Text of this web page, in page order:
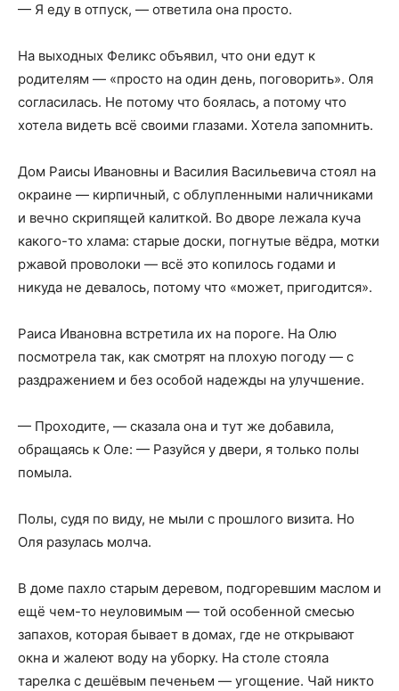
— Я еду в отпуск, — ответила она просто.
На выходных Феликс объявил, что они едут к
родителям — «просто на один день, поговорить». Оля
согласилась. Не потому что боялась, а потому что
хотела видеть всё своими глазами. Хотела запомнить.
Дом Раисы Ивановны и Василия Васильевича стоял на
окраине — кирпичный, с облупленными наличниками
и вечно скрипящей калиткой. Во дворе лежала куча
какого-то хлама: старые доски, погнутые вёдра, мотки
ржавой проволоки — всё это копилось годами и
никуда не девалось, потому что «может, пригодится».
Раиса Ивановна встретила их на пороге. На Олю
посмотрела так, как смотрят на плохую погоду — с
раздражением и без особой надежды на улучшение.
— Проходите, — сказала она и тут же добавила,
обращаясь к Оле: — Разуйся у двери, я только полы
помыла.
Полы, судя по виду, не мыли с прошлого визита. Но
Оля разулась молча.
В доме пахло старым деревом, подгоревшим маслом и
ещё чем-то неуловимым — той особенной смесью
запахов, которая бывает в домах, где не открывают
окна и жалеют воду на уборку. На столе стояла
тарелка с дешёвым печеньем — угощение. Чай никто